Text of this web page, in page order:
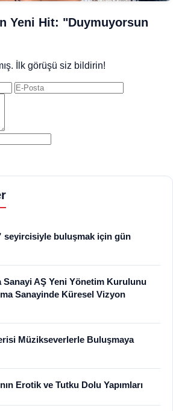
Yeni Hit: "Duymuyorsun
İlk görüşü siz bildirin!
seyircisiyle buluşmak için gün
Sanayi AŞ Yeni Yönetim Kurulunu
Sanayinde Küresel Vizyon
Müzikseverlerle Buluşmaya
Erotik ve Tutku Dolu Yapımları